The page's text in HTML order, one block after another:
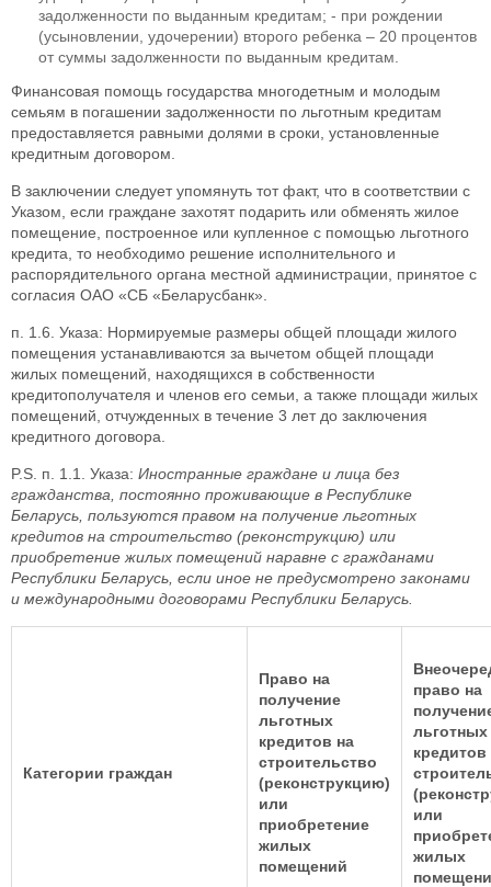
задолженности по выданным кредитам; - при рождении
(усыновлении, удочерении) второго ребенка – 20 процентов
от суммы задолженности по выданным кредитам.
Финансовая помощь государства многодетным и молодым
семьям в погашении задолженности по льготным кредитам
предоставляется равными долями в сроки, установленные
кредитным договором.
В заключении следует упомянуть тот факт, что в соответствии с
Указом, если граждане захотят подарить или обменять жилое
помещение, построенное или купленное с помощью льготного
кредита, то необходимо решение исполнительного и
распорядительного органа местной администрации, принятое с
согласия ОАО «СБ «Беларусбанк».
п. 1.6. Указа: Нормируемые размеры общей площади жилого
помещения устанавливаются за вычетом общей площади
жилых помещений, находящихся в собственности
кредитополучателя и членов его семьи, а также площади жилых
помещений, отчужденных в течение 3 лет до заключения
кредитного договора.
P.S. п. 1.1. Указа: Иностранные граждане и лица без
гражданства, постоянно проживающие в Республике
Беларусь, пользуются правом на получение льготных
кредитов на строительство (реконструкцию) или
приобретение жилых помещений наравне с гражданами
Республики Беларусь, если иное не предусмотрено законами
и международными договорами Республики Беларусь.
Категории граждан
Право на
получение
льготных
кредитов на
строительство
(реконструкцию)
или
приобретение
жилых
помещений
право на
льготных
кредитов
или
жилых